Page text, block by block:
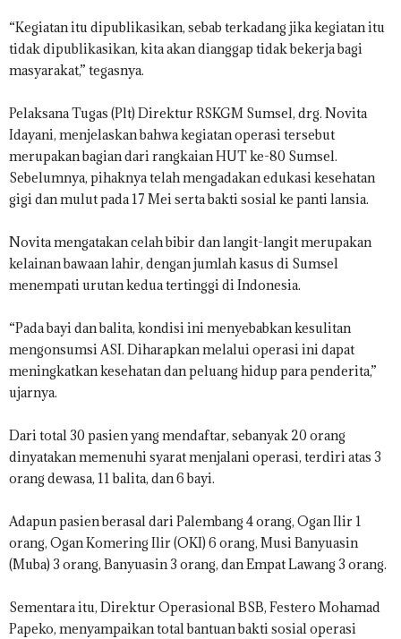
“Kegiatan itu dipublikasikan, sebab terkadang jika kegiatan itu
tidak dipublikasikan, kita akan dianggap tidak bekerja bagi
masyarakat,” tegasnya.
Pelaksana Tugas (Plt) Direktur RSKGM Sumsel, drg. Novita
Idayani, menjelaskan bahwa kegiatan operasi tersebut
merupakan bagian dari rangkaian HUT ke-80 Sumsel.
Sebelumnya, pihaknya telah mengadakan edukasi kesehatan
gigi dan mulut pada 17 Mei serta bakti sosial ke panti lansia.
Novita mengatakan celah bibir dan langit-langit merupakan
kelainan bawaan lahir, dengan jumlah kasus di Sumsel
menempati urutan kedua tertinggi di Indonesia.
“Pada bayi dan balita, kondisi ini menyebabkan kesulitan
mengonsumsi ASI. Diharapkan melalui operasi ini dapat
meningkatkan kesehatan dan peluang hidup para penderita,”
ujarnya.
Dari total 30 pasien yang mendaftar, sebanyak 20 orang
dinyatakan memenuhi syarat menjalani operasi, terdiri atas 3
orang dewasa, 11 balita, dan 6 bayi.
Adapun pasien berasal dari Palembang 4 orang, Ogan Ilir 1
orang, Ogan Komering Ilir (OKI) 6 orang, Musi Banyuasin
(Muba) 3 orang, Banyuasin 3 orang, dan Empat Lawang 3 orang.
Sementara itu, Direktur Operasional BSB, Festero Mohamad
Papeko, menyampaikan total bantuan bakti sosial operasi